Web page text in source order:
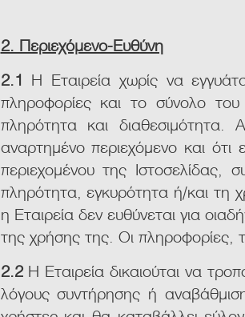
2. Περιεχόμενο-Ευθύνη
2.1 Η Εταιρεία χωρίς να
πληροφορίες και το σύνολο του
πληρότητα και διαθεσιμότητα.
αναρτημένο περιεχόμενο και
περιεχομένου της
πληρότητα, εγκυρότητα ή/και τη
η Εταιρεία δεν ευθύνεται για
της χρήσης της. Οι πληροφορίες,
2.2Η Εταιρεία δικαιούται να
λόγους συντήρησης ή